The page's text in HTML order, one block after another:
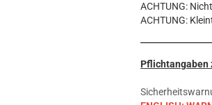
ACHTUNG:
ACHTUNG:
Pflichtangaben